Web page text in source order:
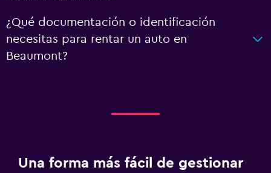
¿Qué documentación o identificación
necesitas para rentar un auto en
Beaumont?
Una forma más fácil de gestionar